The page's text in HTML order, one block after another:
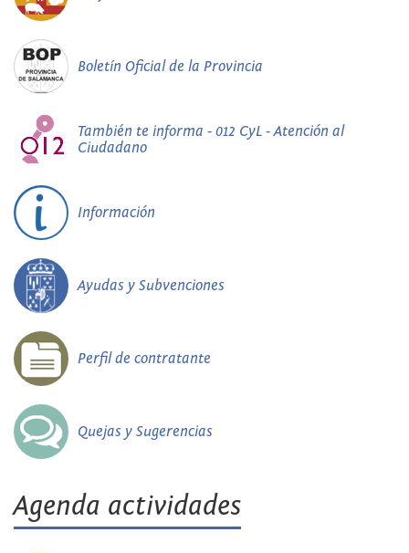
Boletín Oficial de la Provincia
También te informa - 012 CyL - Atención al
Ciudadano
Información
Ayudas y Subvenciones
Perfil de contratante
Quejas y Sugerencias
Agenda actividades